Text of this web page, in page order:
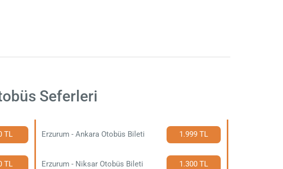
Seferleri
TL Erzurum - Ankara Otobüs Bileti 1.999 TL
TL Erzurum - Niksar Otobüs Bileti 1.300 TL